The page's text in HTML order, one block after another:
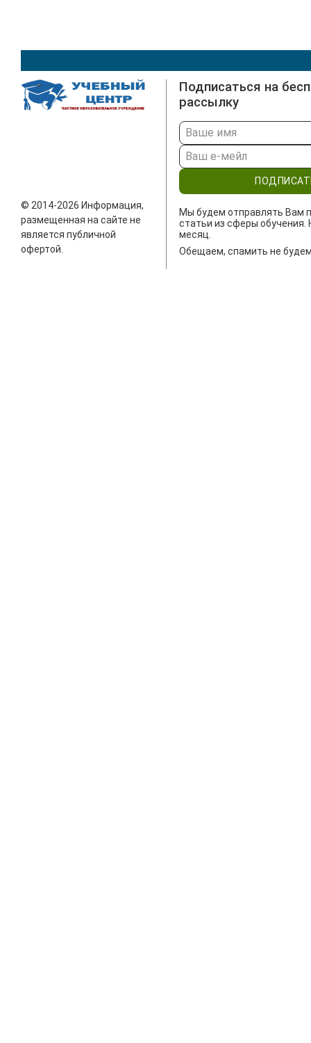
© 2014-2026 Информация,
размещенная на сайте не
является публичной
офертой.
Подписаться на
рассылку
Мы будем отправлять Вам
статьи из сферы обучения.
месяц.
Обещаем, спамить не